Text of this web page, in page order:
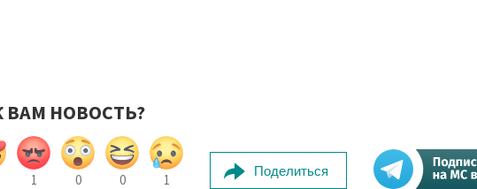
ВАМ НОВОСТЬ?
1 0 0 1
Поделиться